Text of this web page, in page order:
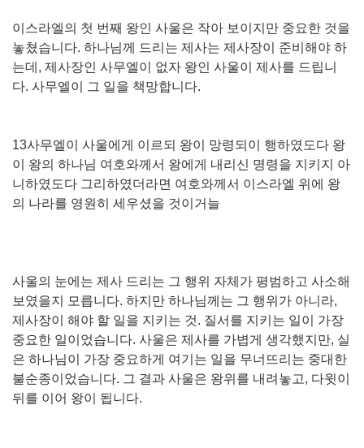
이스라엘의 첫 번째 왕인 사울은 작아 보이지만 중요한 것을
놓쳤습니다. 하나님께 드리는 제사는 제사장이 준비해야 하
는데, 제사장인 사무엘이 없자 왕인 사울이 제사를 드립니
다. 사무엘이 그 일을 책망합니다.
13사무엘이 사울에게 이르되 왕이 망령되이 행하였도다 왕
이 왕의 하나님 여호와께서 왕에게 내리신 명령을 지키지 아
니하였도다 그리하였더라면 여호와께서 이스라엘 위에 왕
의 나라를 영원히 세우셨을 것이거늘
사울의 눈에는 제사 드리는 그 행위 자체가 평범하고 사소해
보였을지 모릅니다. 하지만 하나님께는 그 행위가 아니라,
제사장이 해야 할 일을 지키는 것. 질서를 지키는 일이 가장
중요한 일이었습니다. 사울은 제사를 가볍게 생각했지만, 실
은 하나님이 가장 중요하게 여기는 일을 무너뜨리는 중대한
불순종이었습니다. 그 결과 사울은 왕위를 내려놓고, 다윗이
뒤를 이어 왕이 됩니다.